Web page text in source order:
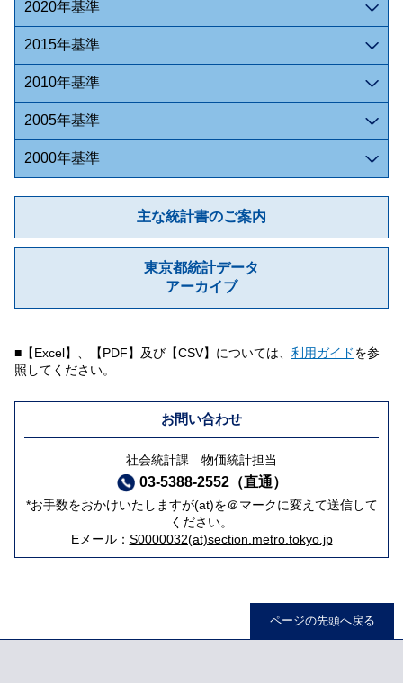
2020年基準
2015年基準
2010年基準
2005年基準
2000年基準
主な統計書のご案内
東京都統計データ
アーカイブ
■【Excel】、【PDF】及び【CSV】については、 利用ガイドを参
照してください。
お問い合わせ
社会統計課 物価統計担当
03-5388-2552（直通）
*お手数をおかけいたしますが(at)を＠マークに変えて送信して
ください。
Eメール： S0000032(at)section.metro.tokyo.jp
ページの先頭へ戻る